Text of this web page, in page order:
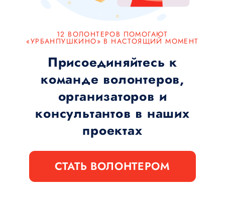
12 ВОЛОНТЕРОВ ПОМОГАЮТ
«УРБАНПУШКИНО» В НАСТОЯЩИЙ МОМЕНТ
Присоединяйтесь к
команде волонтеров,
организаторов и
консультантов в наших
проектах
СТАТЬ ВОЛОНТЕРОМ